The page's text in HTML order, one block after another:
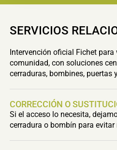
SERVICIOS
Intervención oficial Fichet para
comunidad, con soluciones
cerraduras, bombines, puertas
CORRECCIÓN O
Si el acceso lo necesita,
cerradura o bombín para